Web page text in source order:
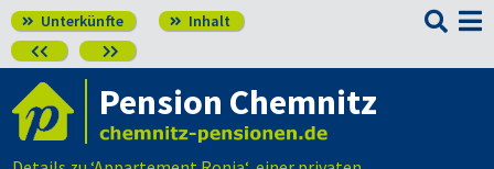
 Unterkünfte  Inhalt
 

Pension Chemnitz